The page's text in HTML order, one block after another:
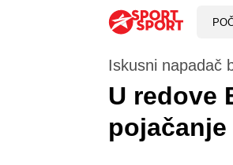
Iskusni napadač
U redove
pojačanje